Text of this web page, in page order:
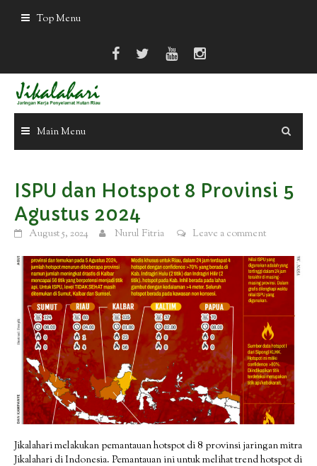
Top Menu
Main Menu
ISPU dan Hotspot 8 Provinsi 5
Agustus 2024
August 5, 2024 Nurul Fitria Leave a comment
Jikalahari melakukan pemantauan hotspot di 8 provinsi jaringan mitra
Jikalahari di Indonesia. Pemantauan ini untuk melihat trend hotspot di